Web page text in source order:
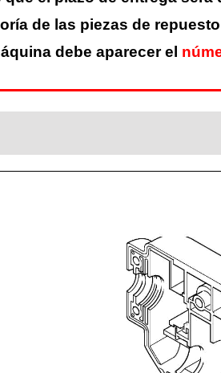
de las piezas de repuesto
debe aparecer el